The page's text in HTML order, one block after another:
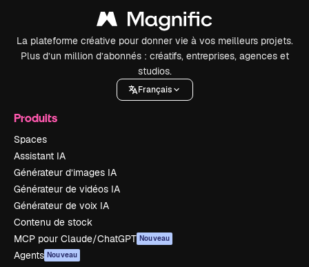
La plateforme créative pour donner vie à vos meilleurs projets.
Plus d’un million d’abonnés : créatifs, entreprises, agences et
studios.
Français
Produits
Spaces
Assistant IA
Générateur d’images IA
Générateur de vidéos IA
Générateur de voix IA
Contenu de stock
MCP pour Claude/ChatGPT Nouveau
Agents Nouveau